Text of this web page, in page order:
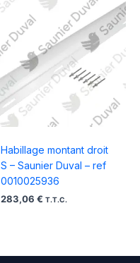
Habillage montant droit
S – Saunier Duval – ref
0010025936
283,06 € T.T.C.